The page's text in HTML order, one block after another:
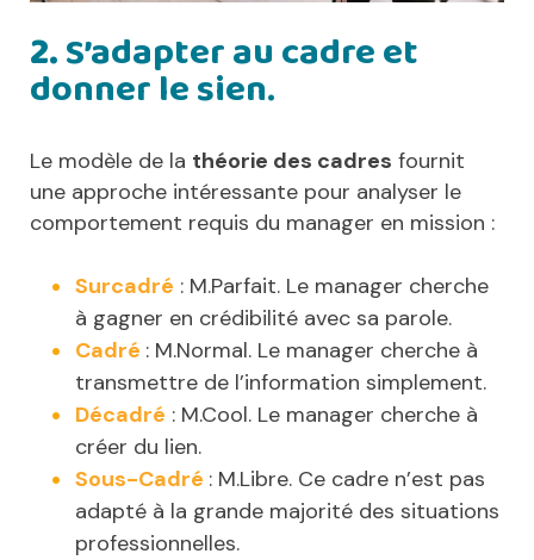
2.S’adapter au cadre et
donner le sien.
Le modèle de la théorie des cadres fournit
une approche intéressante pour analyser le
comportement requis du manager en mission :
Surcadré : M.Parfait. Le manager cherche
à gagner en crédibilité avec sa parole.
Cadré : M.Normal. Le manager cherche à
transmettre de l’information simplement.
Décadré : M.Cool. Le manager cherche à
créer du lien.
Sous-Cadré : M.Libre. Ce cadre n’est pas
adapté à la grande majorité des situations
professionnelles.